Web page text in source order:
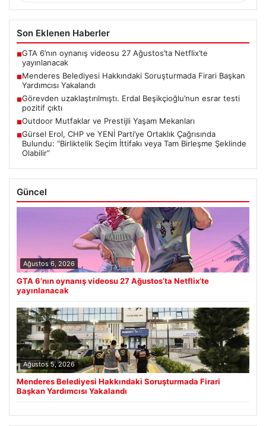
Son Eklenen Haberler
■GTA 6’nın oynanış videosu 27 Ağustos’ta Netflix’te
yayınlanacak
■Menderes Belediyesi Hakkındaki Soruşturmada Firari Başkan
Yardımcısı Yakalandı
■Görevden uzaklaştırılmıştı. Erdal Beşikçioğlu’nun esrar testi
pozitif çıktı
■Outdoor Mutfaklar ve Prestijli Yaşam Mekanları
■Gürsel Erol, CHP ve YENİ Parti’ye Ortaklık Çağrısında
Bulundu: “Birliktelik Seçim İttifakı veya Tam Birleşme Şeklinde
Olabilir”
Güncel
Ağustos 6, 2026
GTA 6’nın oynanış videosu 27 Ağustos’ta Netflix’te
yayınlanacak
Ağustos 5, 2026
Menderes Belediyesi Hakkındaki Soruşturmada Firari
Başkan Yardımcısı Yakalandı